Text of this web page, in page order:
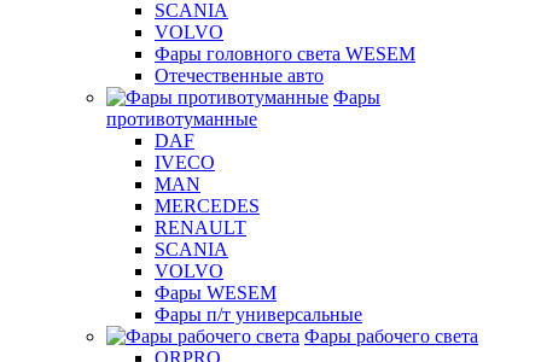
SCANIA
VOLVO
Фары головного света WESEM
Отечественные авто
Фары
противотуманные
DAF
IVECO
MAN
MERCEDES
RENAULT
SCANIA
VOLVO
Фары WESEM
Фары п/т универсальные
Фары рабочего света
ORPRO